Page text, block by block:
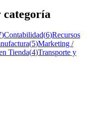
categoría
)Contabilidad(6)Recursos
(5)Marketing /
Tienda(4)Transporte y